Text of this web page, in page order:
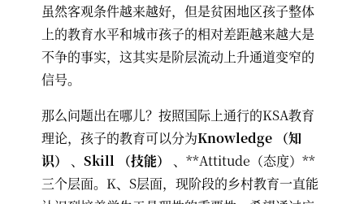
虽然客观条件越来越好，但是贫困地区孩子整体
上的教育水平和城市孩子的相对差距越来越大是
不争的事实，这其实是阶层流动上升通道变窄的
信号。
那么问题出在哪儿？按照国际上通行的KSA教育
理论，孩子的教育可以分为Knowledge （知
识）
、 Skill （技能）
、**Attitude（态度）**
三个层面。K、S层面，现阶段的乡村教育一直能